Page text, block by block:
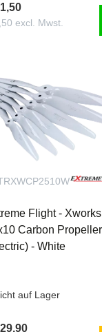
excl. Mwst.
Flight - Xworks
Carbon Propeller
- White
auf Lager